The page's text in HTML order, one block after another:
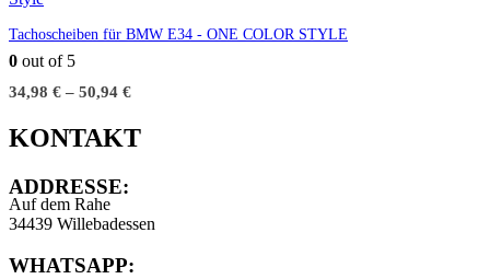
Tachoscheiben für BMW E34 - ONE COLOR STYLE
0 out of 5
34,98 € – 50,94 €
KONTAKT
ADDRESSE:
Auf dem Rahe
34439 Willebadessen
WHATSAPP: